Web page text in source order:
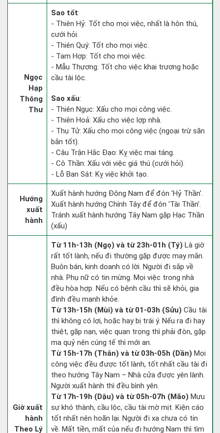
Ngọc
Hạp
Thông
Thư
Sao tốt:
- Thiên Hỷ: Tốt cho mọi việc, nhất là hôn thú,
cưới hỏi.
- Thiên Quý: Tốt cho mọi việc.
- Tam Hợp: Tốt cho mọi việc.
- Mẫu Thương: Tốt cho việc khai trương hoặc
cầu tài lộc.
Sao xấu:
- Thiên Ngục: Xấu cho mọi công việc.
- Thiên Hoả: Xấu cho việc lợp nhà.
- Thụ Tử: Xấu cho mọi công việc (ngoại trừ săn
bắn tốt).
- Câu Trận Hắc Đạo: Kỵ việc mai táng.
- Cô Thần: Xấu với việc giá thú (cưới hỏi).
- Lỗ Ban Sát: Kỵ việc khởi tạo.
Hướng
xuất
hành
Xuất hành hướng Đông Nam để đón 'Hỷ Thần'.
Xuất hành hướng Chính Tây để đón 'Tài Thần'.
Tránh xuất hành hướng Tây Nam gặp Hạc Thần
(xấu)
Giờ xuất
hành
Theo Lý
Từ 11h-13h (Ngọ) và từ 23h-01h (Tý) Là giờ
rất tốt lành, nếu đi thường gặp được may mắn.
Buôn bán, kinh doanh có lời. Người đi sắp về
nhà. Phụ nữ có tin mừng. Mọi việc trong nhà
đều hòa hợp. Nếu có bệnh cầu thì sẽ khỏi, gia
đình đều mạnh khỏe.
Từ 13h-15h (Mùi) và từ 01-03h (Sửu) Cầu tài
thì không có lợi, hoặc hay bị trái ý. Nếu ra đi hay
thiệt, gặp nạn, việc quan trọng thì phải đòn, gặp
ma quỷ nên cúng tế thì mới an.
Từ 15h-17h (Thân) và từ 03h-05h (Dần) Mọi
công việc đều được tốt lành, tốt nhất cầu tài đi
theo hướng Tây Nam – Nhà cửa được yên lành.
Người xuất hành thì đều bình yên.
Từ 17h-19h (Dậu) và từ 05h-07h (Mão) Mưu
sự khó thành, cầu lộc, cầu tài mờ mịt. Kiện cáo
tốt nhất nên hoãn lại. Người đi xa chưa có tin
về. Mất tiền, mất của nếu đi hướng Nam thì tìm